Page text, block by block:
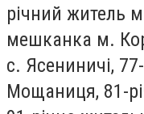
річний житель
мешканка м.
с. Ясениничі,
Мощаниця, 81-